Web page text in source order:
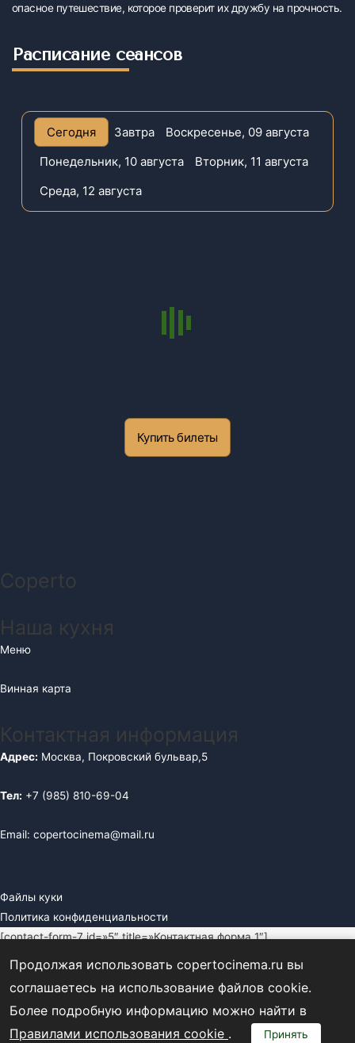
опасное путешествие, которое проверит их дружбу на прочность.
Расписание сеансов
Сегодня Завтра
Воскресенье, 09 августа
Понедельник, 10 августа
Вторник, 11 августа
Среда, 12 августа
Купить билеты
Coperto
Наша кухня
Меню
Винная карта
Контактная информация
Адрес: Москва, Покровский бульвар,5
Тел: +7 (985) 810-69-04
Email: copertocinema@mail.ru
Файлы куки
Политика конфиденциальности
[contact-form-7 id=»5″ title=»Контактная форма 1″]
Продолжая использовать copertocinema.ru вы
соглашаетесь на использование файлов cookie.
Более подробную информацию можно найти в
Правилами использования cookie . Принять